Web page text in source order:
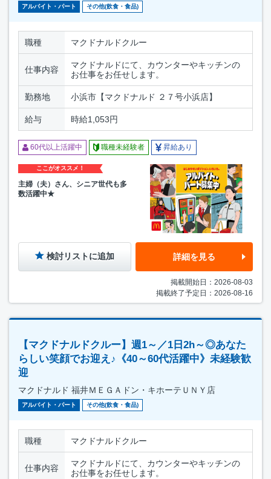
アルバイト・パート その他(飲食・食品)
職種 マクドナルドクルー
仕事内容
マクドナルドにて、カウンターやキッチンの
お仕事をお任せします。
勤務地 小浜市【マクドナルド ２７号小浜店】
給与 時給1,053円
60代以上活躍中 職種未経験者 昇給あり
ここがオススメ！
主婦（夫）さん、シニア世代も多
数活躍中★
検討リストに追加 詳細を見る
掲載開始日：2026-08-03
掲載終了予定日：2026-08-16
【マクドナルドクルー】週1～／1日2h～◎あなた
らしい笑顔でお迎え♪《40～60代活躍中》未経験歓
迎
マクドナルド 福井ＭＥＧＡドン・キホーテＵＮＹ店
アルバイト・パート その他(飲食・食品)
職種 マクドナルドクルー
仕事内容
マクドナルドにて、カウンターやキッチンの
お仕事をお任せします。